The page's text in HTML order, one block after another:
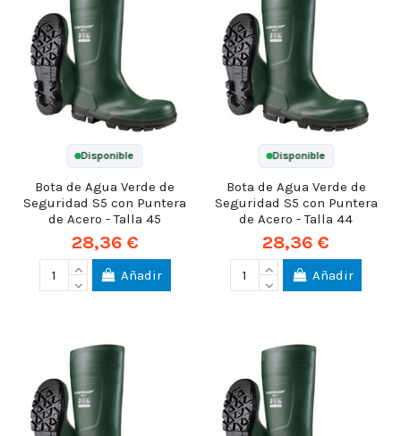
Disponible
Bota de Agua Verde de
Seguridad S5 con Puntera
de Acero - Talla 45
28,36 €
Añadir
Disponible
Bota de Agua Verde de
Seguridad S5 con Puntera
de Acero - Talla 44
28,36 €
Añadir